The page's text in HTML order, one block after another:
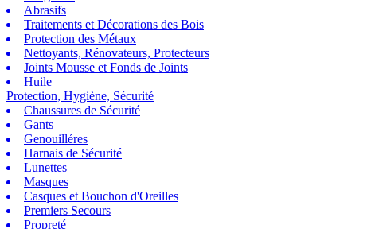
Abrasifs
Traitements et Décorations des Bois
Protection des Métaux
Nettoyants, Rénovateurs, Protecteurs
Joints Mousse et Fonds de Joints
Huile
Protection, Hygiène, Sécurité
Chaussures de Sécurité
Gants
Genouilléres
Harnais de Sécurité
Lunettes
Masques
Casques et Bouchon d'Oreilles
Premiers Secours
Propreté